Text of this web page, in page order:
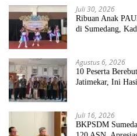
Juli 30, 2026
Ribuan Anak
di Sumedang,
Agustus 6, 2026
10 Peserta
Jatimekar, Ini
Juli 16, 2026
BKPSDM